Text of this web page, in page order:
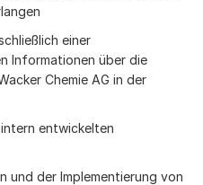
einer
Informationen über die
Chemie AG in der
entwickelten
und der Implementierung von